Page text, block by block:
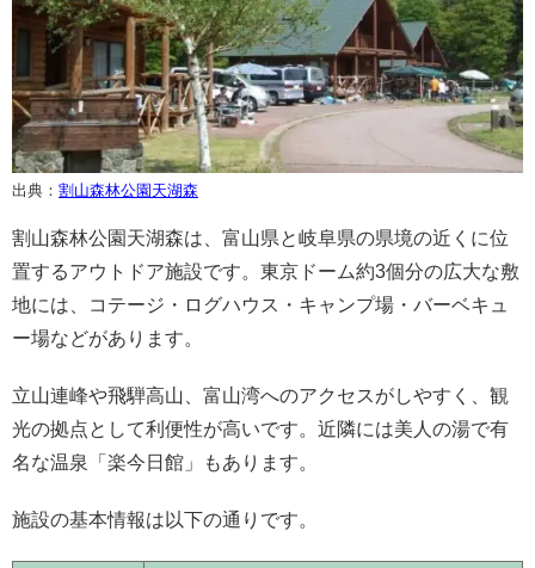
出典： 割山森林公園天湖森
割山森林公園天湖森は、富山県と岐阜県の県境の近くに位
置するアウトドア施設です。東京ドーム約3個分の広大な敷
地には、コテージ・ログハウス・キャンプ場・バーベキュ
ー場などがあります。
立山連峰や飛騨高山、富山湾へのアクセスがしやすく、観
光の拠点として利便性が高いです。近隣には美人の湯で有
名な温泉「楽今日館」もあります。
施設の基本情報は以下の通りです。